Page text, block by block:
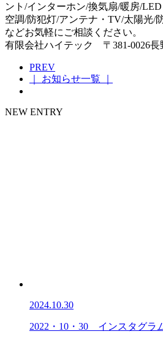
ント/インターホン/換気扇/暖房/
空調/防犯灯/アンテナ・TV/太陽光/
などお気軽にご相談ください。
有限会社ハイテック 〒381-0026長
PREV
｜ お知らせ一覧 ｜
NEW ENTRY
2024.10.30
2022・10・30 インスタグラ